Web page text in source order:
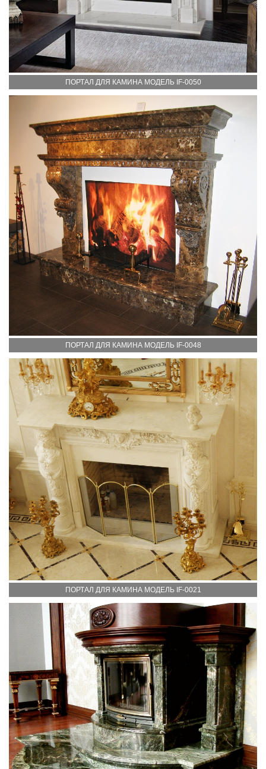
ПОРТАЛ ДЛЯ КАМИНА МОДЕЛЬ IF-0050
ПОРТАЛ ДЛЯ КАМИНА МОДЕЛЬ IF-0048
ПОРТАЛ ДЛЯ КАМИНА МОДЕЛЬ IF-0021